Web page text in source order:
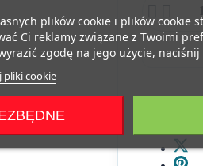
plików cookie i plików cookie
Ci reklamy związane z Twoimi
zgodę na jego użycie,
pliki cookie